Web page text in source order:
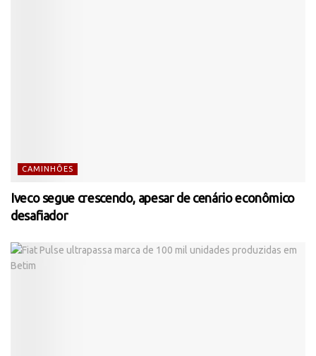
CAMINHÕES
Iveco segue crescendo, apesar de cenário econômico
desafiador